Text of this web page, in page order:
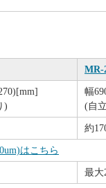
MR-
)
幅
(自
約
はこちら
最大